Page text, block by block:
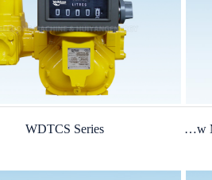
Positive Displacement Flow Meter With New Type Electronic Register
WDTCS Series